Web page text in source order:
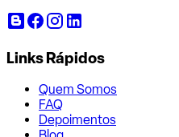
Links Rápidos
Quem Somos
FAQ
Depoimentos